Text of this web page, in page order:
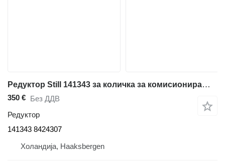
Редуктор Still 141343 за количка за комисионирање Still FM 201
350 € Без ДДВ
Редуктор
141343 8424307
Холандија, Haaksbergen